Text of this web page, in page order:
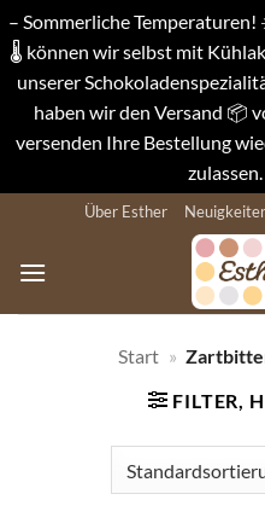
– Sommerliche
🌡️ können wir selbst mit
unserer
haben wir den Versand 📦
versenden Ihre Bestellung
zulassen.
springen
Über Esther
Start »
FILTER,